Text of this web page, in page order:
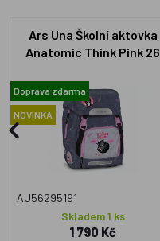
Ars Una Školní aktovka
Anatomic Think Pink 26
Doprava zdarma
NOVINKA
AU56295191
Skladem 1 ks
1 790 Kč